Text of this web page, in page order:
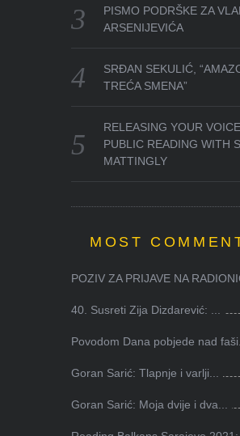
PISMO PODRŠKE ZA
ARSENIJEVIĆA
SRĐAN SEKULIĆ,
TREĆA SMENA”
RELEASING YOUR
PUBLIC READING WITH
MATTINGLY
MOST
POZIV ZA PRIJAVE NA
40. Susreti Zija Dizdarević: ...
Povodom Dana pobjede nad
Goran Sarić: Tlapnje i varlji...
Goran Sarić: Moja dvije i dva...